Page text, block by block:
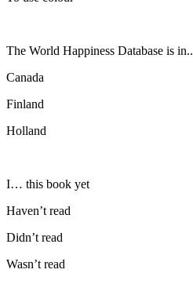
The World Happiness Database is in..
Canada
Finland
Holland
I… this book yet
Haven’t read
Didn’t read
Wasn’t read